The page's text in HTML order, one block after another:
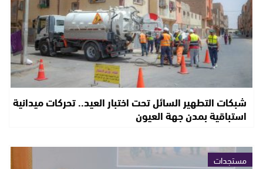
شبكات التطهير السائل تحت اختبار العيد.. تحركات ميدانية
استباقية بمدن جهة العيون
مستجدات